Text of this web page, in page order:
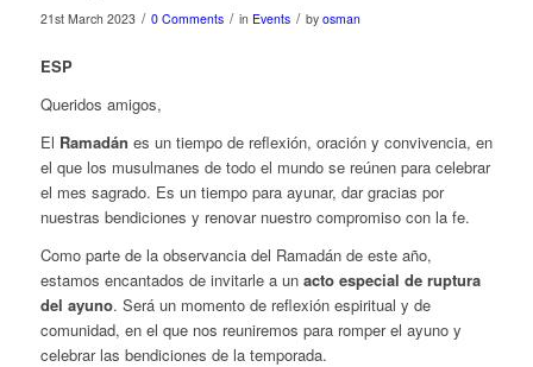
21st March 2023 / 0 Comments / in Events / by osman
ESP
Queridos amigos,
El Ramadán es un tiempo de reflexión, oración y convivencia, en
el que los musulmanes de todo el mundo se reúnen para celebrar
el mes sagrado. Es un tiempo para ayunar, dar gracias por
nuestras bendiciones y renovar nuestro compromiso con la fe.
Como parte de la observancia del Ramadán de este año,
estamos encantados de invitarle a un acto especial de ruptura
del ayuno. Será un momento de reflexión espiritual y de
comunidad, en el que nos reuniremos para romper el ayuno y
celebrar las bendiciones de la temporada.